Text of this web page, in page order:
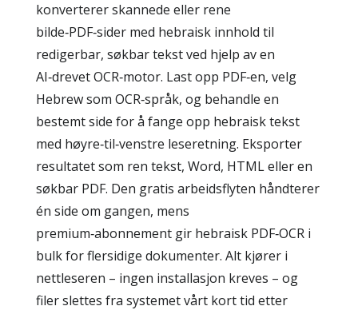
konverterer skannede eller rene
bilde‑PDF‑sider med hebraisk innhold til
redigerbar, søkbar tekst ved hjelp av en
AI‑drevet OCR‑motor. Last opp PDF‑en, velg
Hebrew som OCR‑språk, og behandle en
bestemt side for å fange opp hebraisk tekst
med høyre‑til‑venstre leseretning. Eksporter
resultatet som ren tekst, Word, HTML eller en
søkbar PDF. Den gratis arbeidsflyten håndterer
én side om gangen, mens
premium‑abonnement gir hebraisk PDF‑OCR i
bulk for flersidige dokumenter. Alt kjører i
nettleseren – ingen installasjon kreves – og
filer slettes fra systemet vårt kort tid etter